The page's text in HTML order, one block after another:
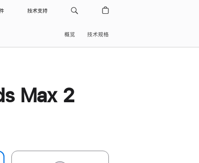
技术支持
概览 技术规格
Max 2